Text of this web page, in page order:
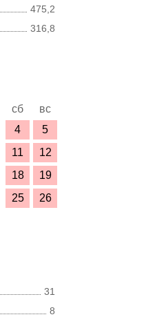
475,2
316,8
сб
вс
4
5
11
12
18
19
25
26
31
8